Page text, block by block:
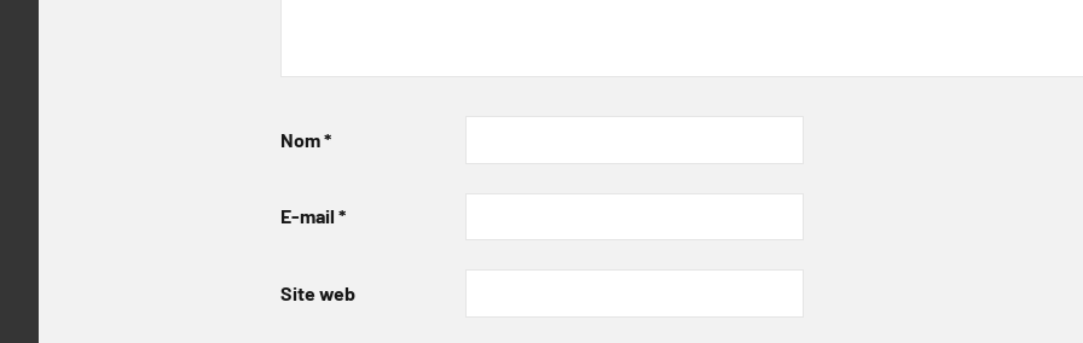
Nom*
E-mail *
Site web